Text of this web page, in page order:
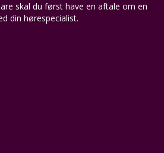
skal du først have en aftale om en
din hørespecialist.